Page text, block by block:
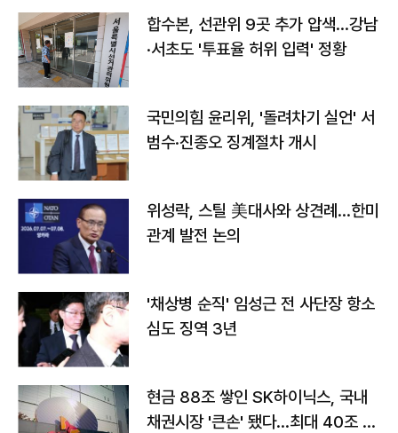
합수본, 선관위 9곳 추가 압색…강남
·서초도 '투표율 허위 입력' 정황
국민의힘 윤리위, '돌려차기 실언' 서
범수·진종오 징계절차 개시
위성락, 스틸 美대사와 상견례…한미
관계 발전 논의
'채상병 순직' 임성근 전 사단장 항소
심도 징역 3년
현금 88조 쌓인 SK하이닉스, 국내
채권시장 '큰손' 됐다…최대 40조 투